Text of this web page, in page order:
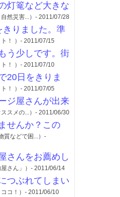
灯篭など大きな
然災害...）- 2011/07/28
きりました。準
！ ）- 2011/07/15
う少しです。街
ト！ ）- 2011/07/10
20日をきりま
！ ）- 2011/07/05
ジ屋さんが出来
スメの...）- 2011/06/30
せんか？この
質などで困...）-
さんをお薦めし
さん」）- 2011/06/14
つぶれてしまい
ココ！）- 2011/06/10